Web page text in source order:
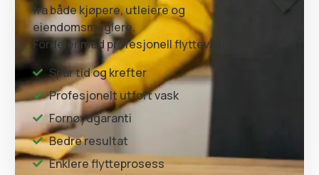
fra både kjøpere, utleiere og
eiendomsmeglere.
Fordeler med profesjonell flyttevask:
Spar tid og krefter
Profesjonelt utført vask
Fornøydgaranti
Bedre resultat
Enklere flytteprosess